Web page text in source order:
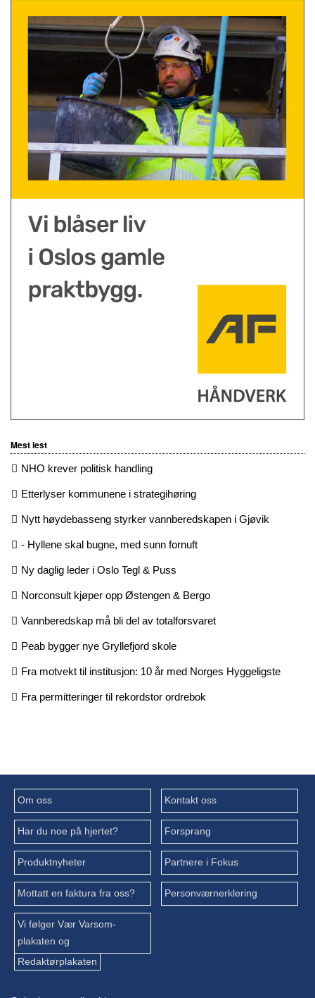
Mest lest
NHO krever politisk handling
Etterlyser kommunene i strategihøring
Nytt høydebasseng styrker vannberedskapen i Gjøvik
- Hyllene skal bugne, med sunn fornuft
Ny daglig leder i Oslo Tegl & Puss
Norconsult kjøper opp Østengen & Bergo
Vannberedskap må bli del av totalforsvaret
Peab bygger nye Gryllefjord skole
Fra motvekt til institusjon: 10 år med Norges Hyggeligste
Fra permitteringer til rekordstor ordrebok
Om oss Kontakt oss
Har du noe på hjertet? Forsprang
Produktnyheter Partnere i Fokus
Mottatt en faktura fra oss? Personværnerklering
Vi følger Vær Varsom-
plakaten og
Redaktørplakaten